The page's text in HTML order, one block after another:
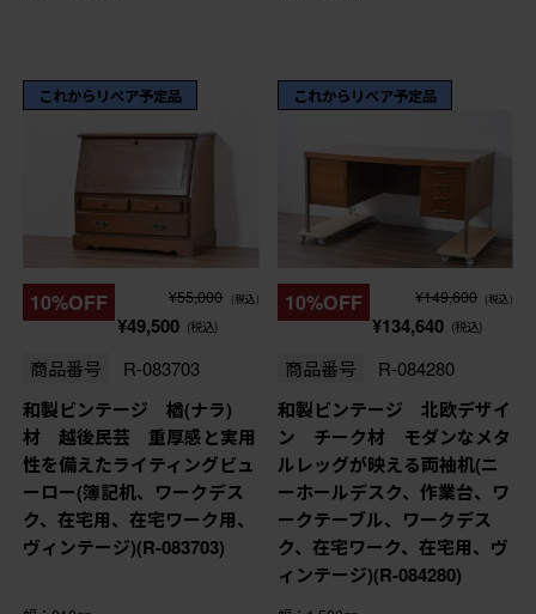
これからリペア予定品
10%OFF ¥55,000 (税込)
¥49,500 (税込)
商品番号 R-083703
和製ビンテージ 楢(ナラ)
材 越後民芸 重厚感と実用
性を備えたライティングビュ
ーロー(簿記机、ワークデス
ク、在宅用、在宅ワーク用、
ヴィンテージ)(R-083703)
これからリペア予定品
10%OFF ¥149,600 (税込)
¥134,640 (税込)
商品番号 R-084280
和製ビンテージ 北欧デザイ
ン チーク材 モダンなメタ
ルレッグが映える両袖机(ニ
ーホールデスク、作業台、ワ
ークテーブル、ワークデス
ク、在宅ワーク、在宅用、ヴ
ィンテージ)(R-084280)